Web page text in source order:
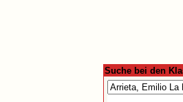
Suche bei den